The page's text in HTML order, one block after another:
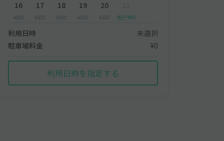
16
¥600
17
¥600
18
¥600
19
¥600
20
¥600 先行予約
利用日時
未選択
駐車場料金
¥0
利用日時を指定する